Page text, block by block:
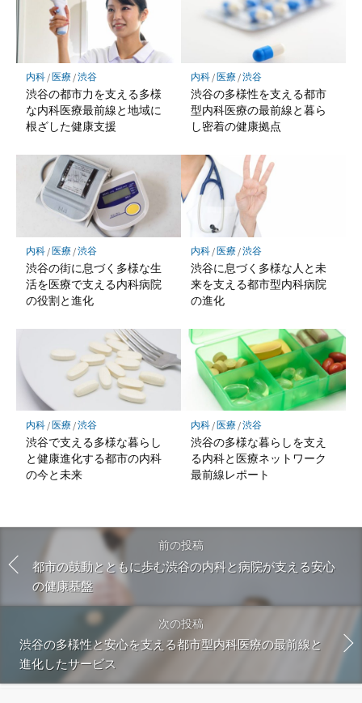
内科/医療/渋谷
渋谷の都市力を支える多様
な内科医療最前線と地域に
根ざした健康支援
内科/医療/渋谷
渋谷の多様性を支える都市
型内科医療の最前線と暮ら
し密着の健康拠点
内科/医療/渋谷
渋谷の街に息づく多様な生
活を医療で支える内科病院
の役割と進化
内科/医療/渋谷
渋谷に息づく多様な人と未
来を支える都市型内科病院
の進化
内科/医療/渋谷
渋谷で支える多様な暮らし
と健康進化する都市の内科
の今と未来
内科/医療/渋谷
渋谷の多様な暮らしを支え
る内科と医療ネットワーク
最前線レポート
前の投稿
都市の鼓動とともに歩む渋谷の内科と病院が支える安心
の健康基盤
次の投稿
渋谷の多様性と安心を支える都市型内科医療の最前線と
進化したサービス